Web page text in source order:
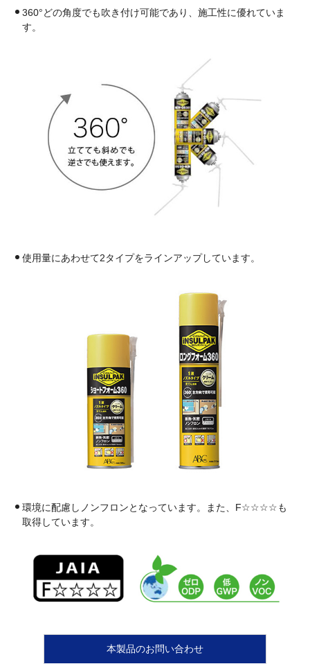
360°どの角度でも吹き付け可能であり、施工性に優れていま
す。
使用量にあわせて2タイプをラインアップしています。
環境に配慮しノンフロンとなっています。また、F☆☆☆☆も
取得しています。
本製品のお問い合わせ